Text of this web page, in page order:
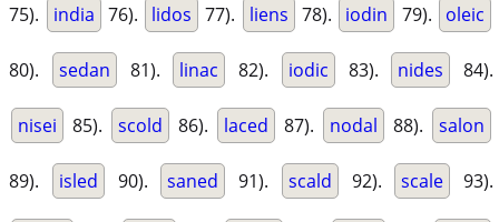
75). india 76). lidos 77). liens 78). iodin 79). oleic
80). sedan 81). linac 82). iodic 83). nides 84).
nisei 85). scold 86). laced 87). nodal 88). salon
89). isled 90). saned 91). scald 92). scale 93).